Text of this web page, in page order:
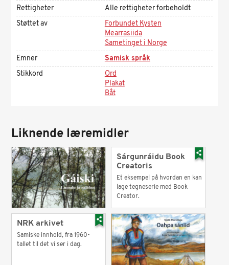
Rettigheter
Alle rettigheter forbeholdt
Støttet av
Forbundet Kysten
Mearrasiida
Sametinget i Norge
Emner
Samisk språk
Stikkord
Ord
Plakat
Båt
Liknende læremidler
Sárgunráidu Book
Creatoris
Et eksempel på hvordan en kan
lage tegneserie med Book
Creator.
NRK arkivet
Samiske innhold, fra 1960-
tallet til det vi ser i dag.